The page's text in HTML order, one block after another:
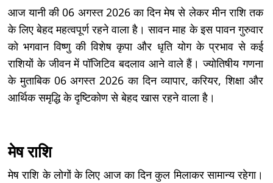
आज यानी की 06 अगस्त 2026 का दिन मेष से लेकर मीन राशि तक
के लिए बेहद महत्वपूर्ण रहने वाला है। सावन माह के इस पावन गुरुवार
को भगवान विष्णु की विशेष कृपा और धृति योग के प्रभाव से कई
राशियों के जीवन में पॉजिटिव बदलाव आने वाले हैं। ज्योतिषीय गणना
के मुताबिक 06 अगस्त 2026 का दिन व्यापार, करियर, शिक्षा और
आर्थिक समृद्धि के दृष्टिकोण से बेहद खास रहने वाला है।
मेष राशि
मेष राशि के लोगों के लिए आज का दिन कुल मिलाकर सामान्य रहेगा।